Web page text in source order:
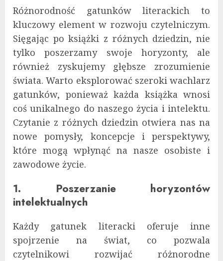
Różnorodność gatunków literackich to
kluczowy element w rozwoju czytelniczym.
Sięgając po książki z różnych dziedzin, nie
tylko poszerzamy swoje horyzonty, ale
również zyskujemy głębsze zrozumienie
świata. Warto eksplorować szeroki wachlarz
gatunków, ponieważ każda książka wnosi
coś unikalnego do naszego życia i intelektu.
Czytanie z różnych dziedzin otwiera nas na
nowe pomysły, koncepcje i perspektywy,
które mogą wpłynąć na nasze osobiste i
zawodowe życie.
1. Poszerzanie horyzontów
intelektualnych
Każdy gatunek literacki oferuje inne
spojrzenie na świat, co pozwala
czytelnikowi rozwijać różnorodne